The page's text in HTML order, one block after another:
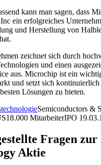
kann man sagen, dass
ein erfolgreiches
und Herstellung von
zeichnet sich durch
und einen
aus. Microchip ist ein
und setzt sich kontinuierlich
Lösungen zu bieten.
Semiconductors &
18.000 MitarbeiterIPO
Fragen zur
Aktie